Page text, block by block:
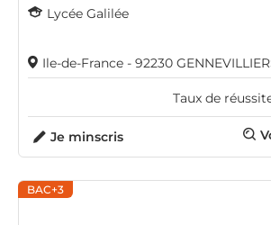
Lycée Galilée
Ile-de-France - 92230
Taux de
Je minscris
BAC+3